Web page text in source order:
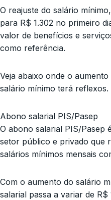
O reajuste do salário
para R$ 1.302 no primeiro
valor de benefícios e
como referência.
Veja abaixo onde o
salário mínimo terá reflexos.
Abono salarial PIS/Pasep
O abono salarial PIS/Pasep
setor público e privado que
salários mínimos mensais
Com o aumento do salário
salarial passa a variar de